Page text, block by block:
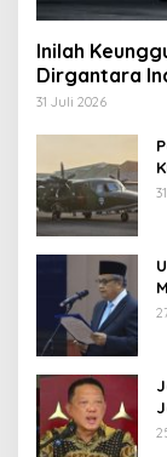
Inilah
Dirgantara
Operasi TNI
31 Juli 2026